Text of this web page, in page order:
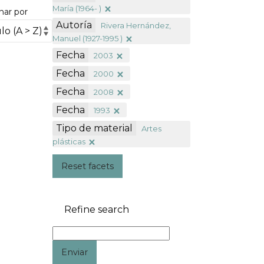
por María (1964- )
Autoría
Rivera Hernández,
Manuel (1927-1995 )
Fecha 2003
Fecha 2000
Fecha 2008
Fecha 1993
Tipo de material
Artes
plásticas
Reset facets
Refine search
Enviar